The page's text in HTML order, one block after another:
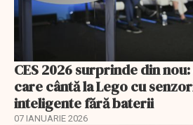
CES 2026 surprinde din
care cântă la Lego cu
inteligente fără baterii
07 IANUARIE 2026